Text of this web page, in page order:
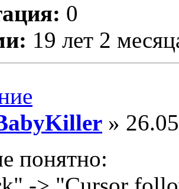
0
19 лет 2
»
понятно: